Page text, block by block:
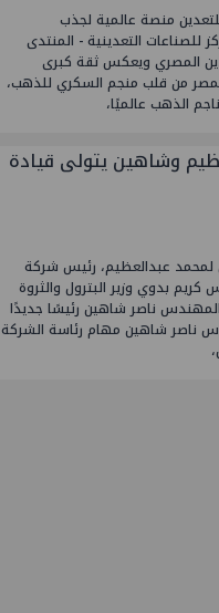
منصة عالمية لجذب
للصناعات التعدينية - المنتدى
المصري ويعكس ثقة كبرى
بمصر من قلب منجم السكري للذهب،
الذهب عالميًا،
وشاهين يتولى قيادة
لمحمد عبدالعظيم، رئيس شركة
بدوي وزير البترول والثروة
المهندس ناصر شاهين رئيسًا جديدًا
ناصر شاهين مهام رئاسة الشركة